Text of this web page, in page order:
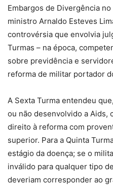
Embargos de Divergência
ministro Arnaldo Esteves
controvérsia que envolvia
Turmas – na época,
sobre previdência e
reforma de militar portador
A Sexta Turma entendeu
ou não desenvolvido a Aids,
direito à reforma com
superior. Para a Quinta
estágio da doença; se o
inválido para qualquer tipo
deveriam corresponder ao